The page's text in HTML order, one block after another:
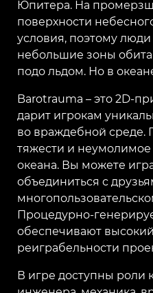
Юпитера. На
поверхности
условия, поэтому
небольшие зоны
подо льдом. Но в
Barotrauma – это 2D-
дарит игрокам
во враждебной среде.
тяжести и
океана. Вы можете
объединиться с
Процедурно-
обеспечивают
реиграбельности
В игре доступны роли